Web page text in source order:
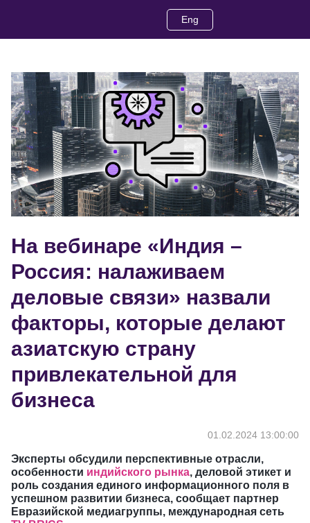
Eng
На вебинаре «Индия –
Россия: налаживаем
деловые связи» назвали
факторы, которые делают
азиатскую страну
привлекательной для
бизнеса
01.02.2024 13:00:00
Эксперты обсудили перспективные отрасли,
особенности индийского рынка, деловой этикет и
роль создания единого информационного поля в
успешном развитии бизнеса, сообщает партнер
Евразийской медиагруппы, международная сеть